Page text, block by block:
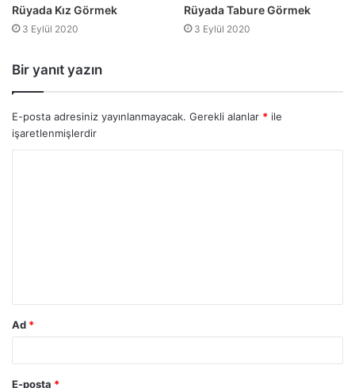
Rüyada Kız Görmek
3 Eylül 2020
Rüyada Tabure Görmek
3 Eylül 2020
Bir yanıt yazın
E-posta adresiniz yayınlanmayacak. Gerekli alanlar * ile
işaretlenmişlerdir
Ad *
E-posta *